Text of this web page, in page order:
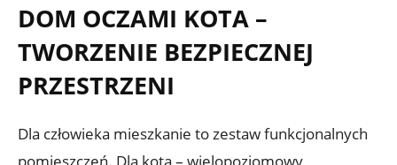
DOM OCZAMI KOTA –
TWORZENIE BEZPIECZNEJ
PRZESTRZENI
Dla człowieka mieszkanie to zestaw funkcjonalnych